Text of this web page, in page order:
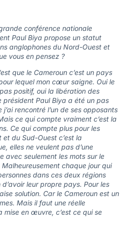
conférence nationale
Paul Biya propose un statut
anglophones du Nord-Ouest et
vous en pensez ?
que le Cameroun c’est un pays
lequel mon cœur saigne. Oui le
positif, oui la libération des
président Paul Biya a été un pas
rencontré l’un de ses opposants
ce qui compte vraiment c’est la
Ce qui compte plus pour les
du Sud-Ouest c’est la
elles ne veulent pas d’une
avec seulement les mots sur le
chaque jour qui
dans ces deux régions
leur propre pays. Pour les
solution. Car le Cameroun est un
Mais il faut une réelle
mise en œuvre, c’est ce qui se